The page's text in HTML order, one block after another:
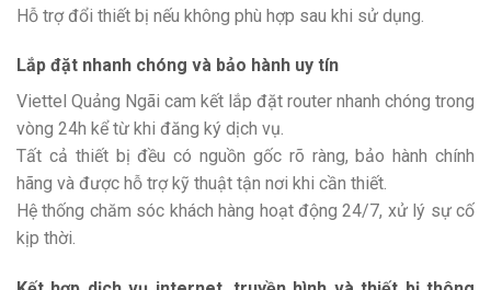
Hỗ trợ đổi thiết bị nếu không phù hợp sau khi sử dụng.
Lắp đặt nhanh chóng và bảo hành uy tín
Viettel Quảng Ngãi cam kết lắp đặt router nhanh chóng trong
vòng 24h kể từ khi đăng ký dịch vụ.
Tất cả thiết bị đều có nguồn gốc rõ ràng, bảo hành chính
hãng và được hỗ trợ kỹ thuật tận nơi khi cần thiết.
Hệ thống chăm sóc khách hàng hoạt động 24/7, xử lý sự cố
kịp thời.